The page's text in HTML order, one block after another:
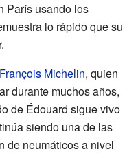
París usando los
lo rápido que su
François Michelin, quien
durante muchos años,
de Édouard sigue vivo
siendo una de las
de neumáticos a nivel